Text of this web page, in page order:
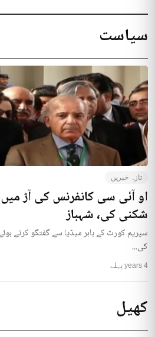
سیاست
تازہ خبریں
او آئی سی کانفرنس کی آڑ میں
شکنی کی، شہباز
سپریم کورٹ کے باہر میڈیا سے گفتگو کرتے
کی...
4 years پہلے
کھیل